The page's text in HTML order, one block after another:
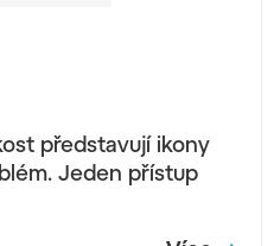
představují ikony
Jeden přístup